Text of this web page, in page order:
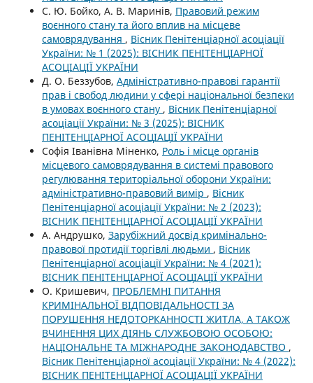
С. Ю. Бойко, А. В. Маринів, Правовий режим
воєнного стану та його вплив на місцеве
самоврядування , Вісник Пенітенціарної асоціації
України: № 1 (2025): ВІСНИК ПЕНІТЕНЦІАРНОЇ
АСОЦІАЦІЇ УКРАЇНИ
Д. О. Беззубов, Адміністративно-правові гарантії
прав і свобод людини у сфері національної безпеки
в умовах воєнного стану , Вісник Пенітенціарної
асоціації України: № 3 (2025): ВІСНИК
ПЕНІТЕНЦІАРНОЇ АСОЦІАЦІЇ УКРАЇНИ
Софія Іванівна Міненко, Роль і місце органів
місцевого самоврядування в системі правового
регулювання територіальної оборони України:
адміністративно-правовий вимір , Вісник
Пенітенціарної асоціації України: № 2 (2023):
ВІСНИК ПЕНІТЕНЦІАРНОЇ АСОЦІАЦІЇ УКРАЇНИ
А. Андрушко, Зарубіжний досвід кримінально-
правової протидії торгівлі людьми , Вісник
Пенітенціарної асоціації України: № 4 (2021):
ВІСНИК ПЕНІТЕНЦІАРНОЇ АСОЦІАЦІЇ УКРАЇНИ
О. Кришевич, ПРОБЛЕМНІ ПИТАННЯ
КРИМІНАЛЬНОЇ ВІДПОВІДАЛЬНОСТІ ЗА
ПОРУШЕННЯ НЕДОТОРКАННОСТІ ЖИТЛА, А ТАКОЖ
ВЧИНЕННЯ ЦИХ ДІЯНЬ СЛУЖБОВОЮ ОСОБОЮ:
НАЦІОНАЛЬНЕ ТА МІЖНАРОДНЕ ЗАКОНОДАВСТВО ,
Вісник Пенітенціарної асоціації України: № 4 (2022):
ВІСНИК ПЕНІТЕНЦІАРНОЇ АСОЦІАЦІЇ УКРАЇНИ